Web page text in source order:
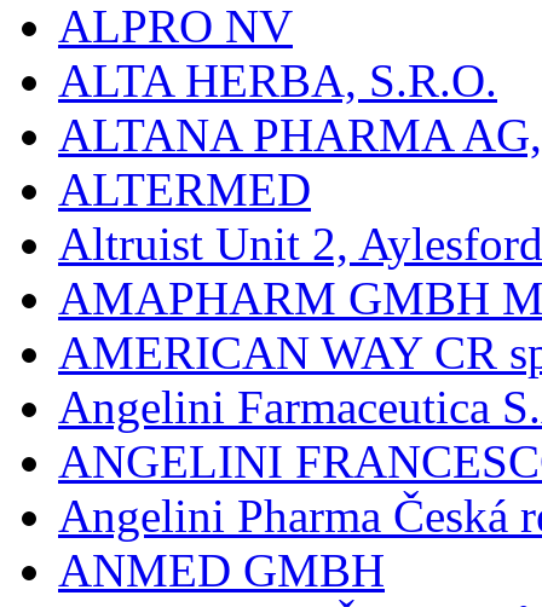
ALPRO NV
ALTA HERBA, S.R.O.
ALTANA PHARMA
ALTERMED
Altruist Unit 2, Aylesford
AMAPHARM GMBH
AMERICAN WAY CR
Angelini Farmaceutica
ANGELINI
Angelini Pharma Česká
ANMED GMBH